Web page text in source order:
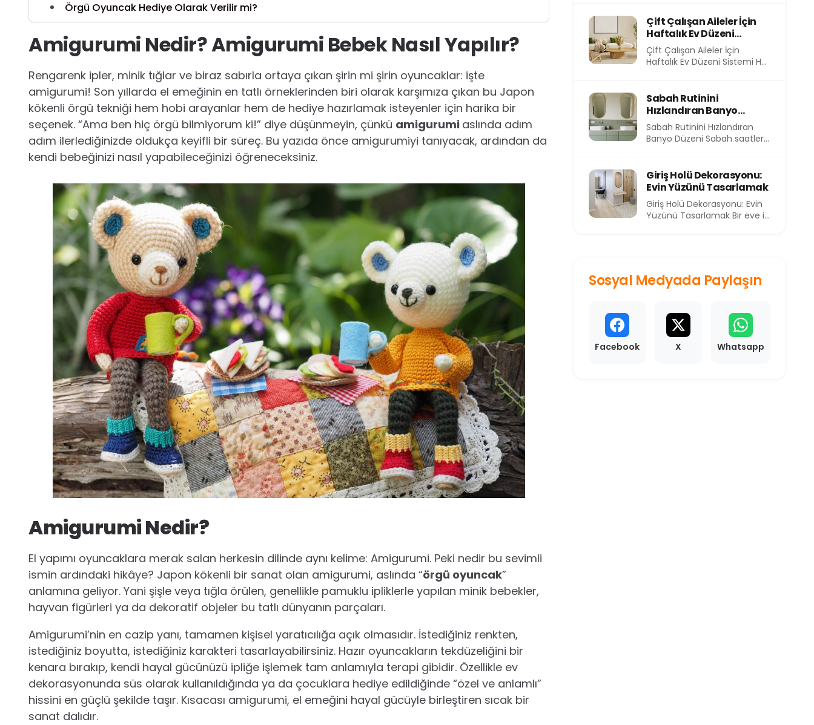
Örgü Oyuncak Hediye Olarak Verilir mi?
Amigurumi Nedir? Amigurumi Bebek Nasıl Yapılır?
Rengarenk ipler, minik tığlar ve biraz sabırla ortaya çıkan şirin mi şirin oyuncaklar: işte
amigurumi! Son yıllarda el emeğinin en tatlı örneklerinden biri olarak karşımıza çıkan bu Japon
kökenli örgü tekniği hem hobi arayanlar hem de hediye hazırlamak isteyenler için harika bir
seçenek. “Ama ben hiç örgü bilmiyorum ki!” diye düşünmeyin, çünkü amigurumi aslında adım
adım ilerlediğinizde oldukça keyifli bir süreç. Bu yazıda önce amigurumiyi tanıyacak, ardından da
kendi bebeğinizi nasıl yapabileceğinizi öğreneceksiniz.
Amigurumi Nedir?
El yapımı oyuncaklara merak salan herkesin dilinde aynı kelime: Amigurumi. Peki nedir bu sevimli
ismin ardındaki hikâye? Japon kökenli bir sanat olan amigurumi, aslında “örgü oyuncak”
anlamına geliyor. Yani şişle veya tığla örülen, genellikle pamuklu ipliklerle yapılan minik bebekler,
hayvan figürleri ya da dekoratif objeler bu tatlı dünyanın parçaları.
Amigurumi’nin en cazip yanı, tamamen kişisel yaratıcılığa açık olmasıdır. İstediğiniz renkten,
istediğiniz boyutta, istediğiniz karakteri tasarlayabilirsiniz. Hazır oyuncakların tekdüzeliğini bir
kenara bırakıp, kendi hayal gücünüzü ipliğe işlemek tam anlamıyla terapi gibidir. Özellikle ev
dekorasyonunda süs olarak kullanıldığında ya da çocuklara hediye edildiğinde “özel ve anlamlı”
hissini en güçlü şekilde taşır. Kısacası amigurumi, el emeğini hayal gücüyle birleştiren sıcak bir
sanat dalıdır.
evimizin içindeki atmosfer
de...
Çift Çalışan Aileler İçin
Haftalık Ev Düzeni
Sistemi
Çift Çalışan Aileler İçin
Haftalık Ev Düzeni Sistemi Her
Sabah Rutinini
Hızlandıran Banyo
Düzeni
Sabah Rutinini Hızlandıran
Banyo Düzeni Sabah saatleri,
Giriş Holü Dekorasyonu:
Evin Yüzünü Tasarlamak
Giriş Holü Dekorasyonu: Evin
Yüzünü Tasarlamak Bir eve ilk
Sosyal Medyada Paylaşın
Facebook X Whatsapp